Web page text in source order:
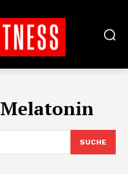
Melatonin
SUCHE